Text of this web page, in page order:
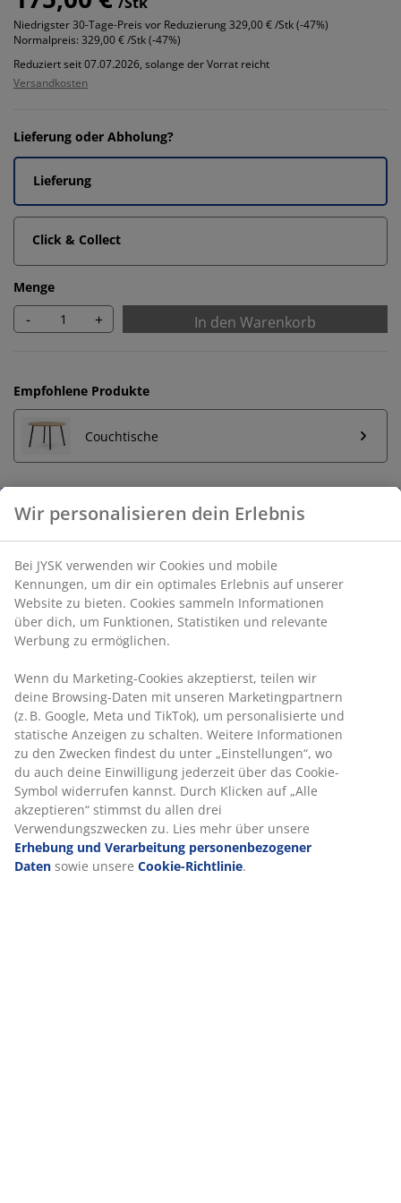
Niedrigster 30-Tage-Preis vor Reduzierung329,00 € /Stk (-47%)
Normalpreis: 329,00 € /Stk (-47%)
Reduziert seit 07.07.2026, solange der Vorrat reicht
Versandkosten
Lieferung oder Abholung?
Lieferung
Click & Collect
Menge
- + In den Warenkorb
Empfohlene Produkte
Couchtische
Unbegrenzte Rückgabe
Keine zeitliche Begrenzung - Rückgabe in jeder JYSK-
Filiale
Preisgarantie
30 Tage Preisgarantie auf alle Artikel
Flexible Lieferoptionen
2-Sitzer-Sofa aus Stoff. Das Sofa lässt sich leicht in ein
Bett umwandeln. Sitz- und Rückenpolster aus
Schaumstoff. Beine aus Massivholz. Liegefläche
112x200 cm. B222 x H86 x T86 cm
Artikelnummer: 3640233
Aufbauanleitung
Wir personalisieren dein Erlebnis
dir ein optimales Erlebnis auf unserer Website zu bieten.
Cookies sammeln Informationen über dich, um Funktionen,
Statistiken und relevante Werbung zu ermöglichen.
Wenn du Marketing-Cookies akzeptierst, teilen wir deine
Browsing-Daten mit unseren Marketingpartnern (z. B.
Google, Meta und TikTok), um personalisierte und statische
Anzeigen zu schalten. Weitere Informationen zu den
Zwecken findest du unter „Einstellungen“, wo du auch deine
Einwilligung jederzeit über das Cookie-Symbol widerrufen
kannst. Durch Klicken auf „Alle akzeptieren“ stimmst du